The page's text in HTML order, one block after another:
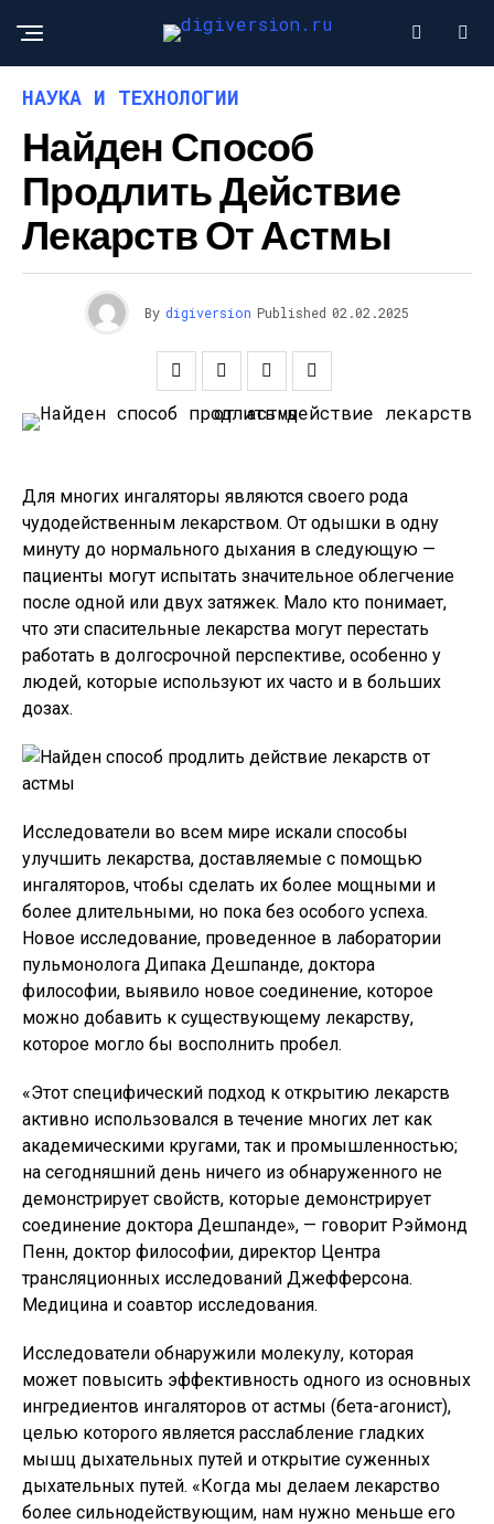
НАУКА И ТЕХНОЛОГИИ
Найден Способ
Продлить Действие
Лекарств От Астмы
By digiversion Published 02.02.2025
Для многих ингаляторы являются своего рода
чудодейственным лекарством. От одышки в одну
минуту до нормального дыхания в следующую —
пациенты могут испытать значительное облегчение
после одной или двух затяжек. Мало кто понимает,
что эти спасительные лекарства могут перестать
работать в долгосрочной перспективе, особенно у
людей, которые используют их часто и в больших
дозах.
Исследователи во всем мире искали способы
улучшить лекарства, доставляемые с помощью
ингаляторов, чтобы сделать их более мощными и
более длительными, но пока без особого успеха.
Новое исследование, проведенное в лаборатории
пульмонолога Дипака Дешпанде, доктора
философии, выявило новое соединение, которое
можно добавить к существующему лекарству,
которое могло бы восполнить пробел.
«Этот специфический подход к открытию лекарств
активно использовался в течение многих лет как
академическими кругами, так и промышленностью;
на сегодняшний день ничего из обнаруженного не
демонстрирует свойств, которые демонстрирует
соединение доктора Дешпанде», — говорит Рэймонд
Пенн, доктор философии, директор Центра
трансляционных исследований Джефферсона.
Медицина и соавтор исследования.
Исследователи обнаружили молекулу, которая
может повысить эффективность одного из основных
ингредиентов ингаляторов от астмы (бета-агонист),
целью которого является расслабление гладких
мышц дыхательных путей и открытие суженных
дыхательных путей. «Когда мы делаем лекарство
более сильнодействующим, нам нужно меньше его